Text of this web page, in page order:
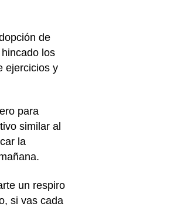
de
los
ejercicios y
para
similar al
la
un respiro
si vas cada